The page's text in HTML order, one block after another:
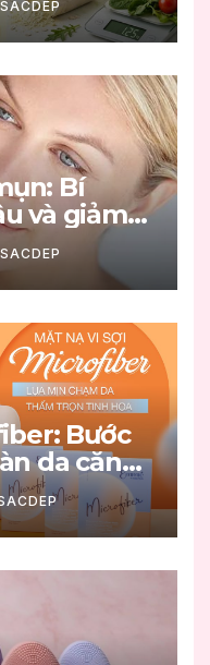
Bí
và giảm
Bước
da căng